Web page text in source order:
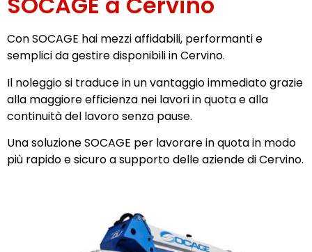
Con SOCAGE hai mezzi affidabili, performanti e
semplici da gestire disponibili in Cervino.
Il noleggio si traduce in un vantaggio immediato grazie
alla maggiore efficienza nei lavori in quota e alla
continuità del lavoro senza pause.
Una soluzione SOCAGE per lavorare in quota in modo
più rapido e sicuro a supporto delle aziende di Cervino.